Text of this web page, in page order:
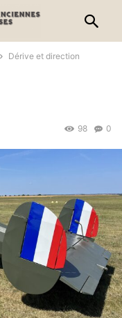
Dérive et direction
0
98